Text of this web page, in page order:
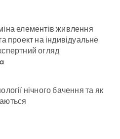
елементів живлення
проект на індивідуальне
огляд
нічного бачення та як